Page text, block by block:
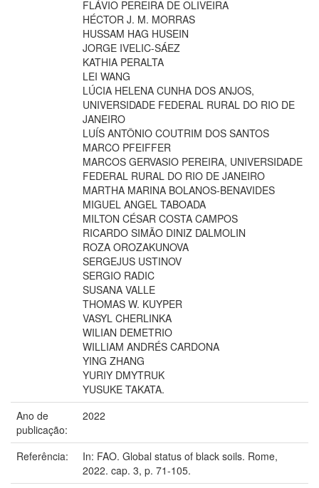
FLÁVIO PEREIRA DE OLIVEIRA
HÉCTOR J. M. MORRAS
HUSSAM HAG HUSEIN
JORGE IVELIC-SÁEZ
KATHIA PERALTA
LEI WANG
LÚCIA HELENA CUNHA DOS ANJOS,
UNIVERSIDADE FEDERAL RURAL DO RIO DE
JANEIRO
LUÍS ANTÔNIO COUTRIM DOS SANTOS
MARCO PFEIFFER
MARCOS GERVASIO PEREIRA, UNIVERSIDADE
FEDERAL RURAL DO RIO DE JANEIRO
MARTHA MARINA BOLANOS-BENAVIDES
MIGUEL ANGEL TABOADA
MILTON CÉSAR COSTA CAMPOS
RICARDO SIMÃO DINIZ DALMOLIN
ROZA OROZAKUNOVA
SERGEJUS USTINOV
SERGIO RADIC
SUSANA VALLE
THOMAS W. KUYPER
VASYL CHERLINKA
WILIAN DEMETRIO
WILLIAM ANDRÉS CARDONA
YING ZHANG
YURIY DMYTRUK
YUSUKE TAKATA.
Ano de
publicação:
2022
Referência:
In: FAO. Global status of black soils. Rome,
2022. cap. 3, p. 71-105.